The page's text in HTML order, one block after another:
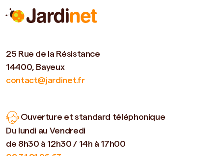
25 Rue de la Résistance
14400, Bayeux
contact@jardinet.fr
Ouverture et standard téléphonique
Du lundi au Vendredi
de 8h30 à 12h30 / 14h à 17h00